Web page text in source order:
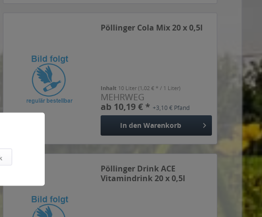
Pöllinger Cola Mix 20 x 0,5l
Inhalt 10 Liter(1,02 € * / 1 Liter)
MEHRWEG
ab 10,19 € *+3,10 € Pfand
In den Warenkorb
Pöllinger Drink ACE
Vitamindrink 20 x 0,5l